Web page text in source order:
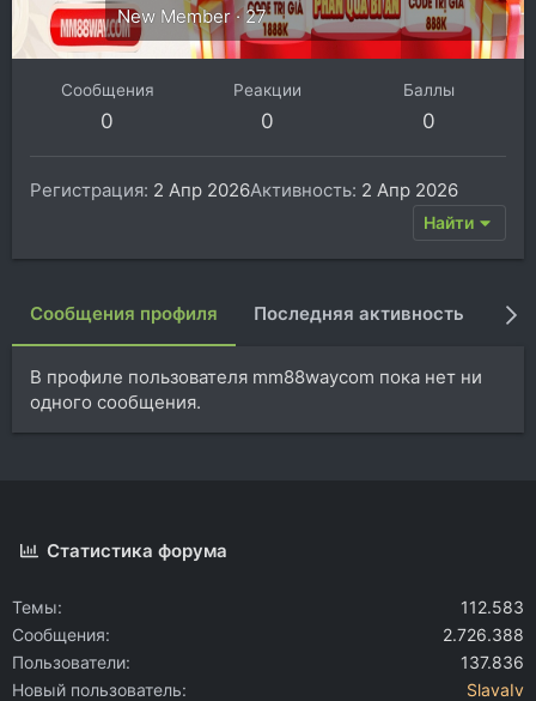
New Member ·27
Сообщения
0
Реакции
0
Баллы
0
Регистрация 2 Апр 2026Активность 2 Апр 2026
Найти
Сообщения профиля Последняя активность
В профиле пользователя mm88waycom пока нет ни
одного сообщения.
Статистика форума
Темы
112.583
Сообщения
2.726.388
Пользователи
137.836
Новый пользователь
SlavaIv